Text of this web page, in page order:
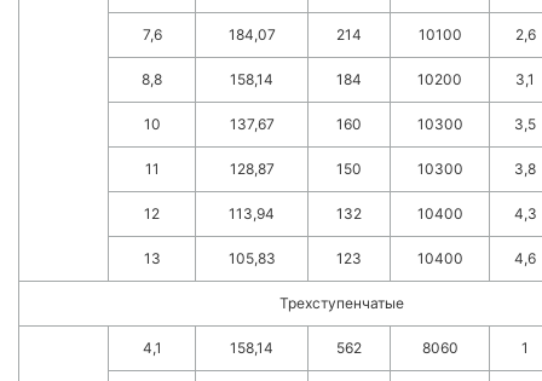
7,6 184,07 214 10100 2,6
8,8 158,14 184 10200 3,1
10 137,67 160 10300 3,5
11 128,87 150 10300 3,8
12 113,94 132 10400 4,3
13 105,83 123 10400 4,6
Трехступенчатые
4,1 158,14 562 8060 1